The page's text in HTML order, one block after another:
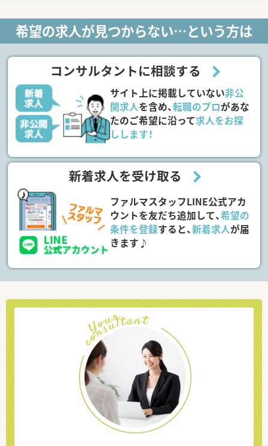
希望の求人が見つからない…という方は
コンサルタントに相談する
サイト上に掲載していない非公
開求人を含め、転職のプロがあな
たのご希望に沿って求人をお探
しします！
新着求人を受け取る
ファルマスタッフLINE公式アカ
ウントを友だち追加して、希望の
条件を登録すると、新着求人が届
きます♪